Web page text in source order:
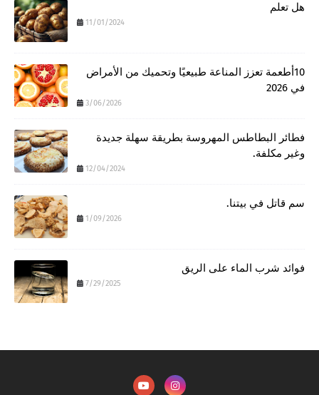
هل تعلم
11/01/2024
10أطعمة تعزز المناعة طبيعيًا وتحميك من الأمراض
في 2026
3/06/2026
فطائر البطاطس المهروسة بطريقة سهلة جديدة
وغير مكلفة.
12/04/2024
سم قاتل في بيتنا.
1/09/2026
فوائد شرب الماء على الريق
7/29/2025